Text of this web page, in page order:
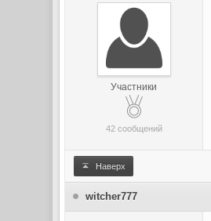
Участники
42 сообщений
Наверх
witcher777